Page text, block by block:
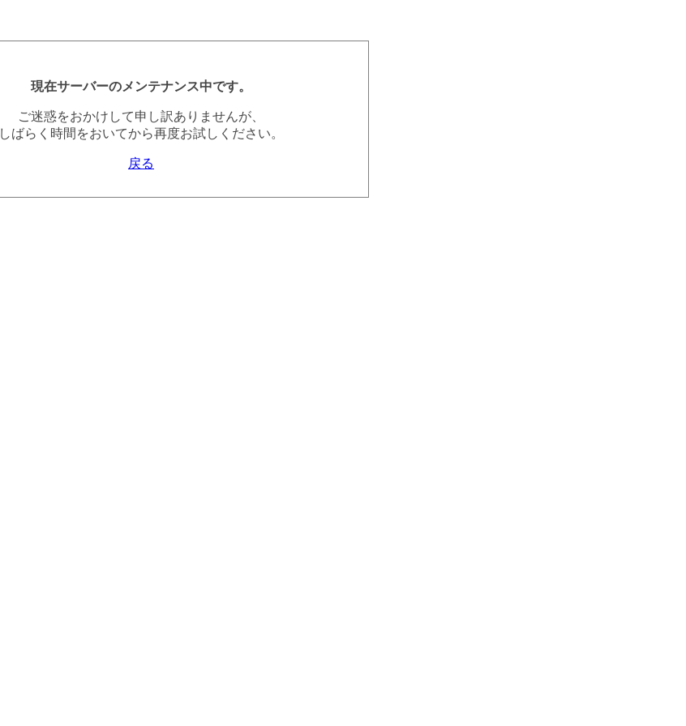
現在サーバーのメンテナンス中です。
ご迷惑をおかけして申し訳ありませんが、
しばらく時間をおいてから再度お試しください。
戻る